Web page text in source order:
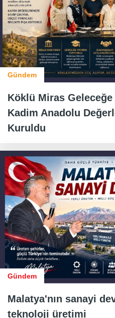
Gündem
Köklü Miras Geleceğe
Kadim Anadolu
Kuruldu
Gündem
Malatya'nın sanayi
teknoloji üretimi